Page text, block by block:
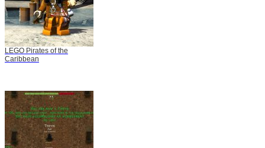
LEGO Pirates of the
Caribbean